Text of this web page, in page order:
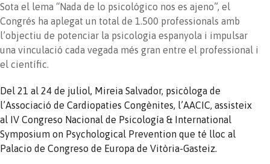
Sota el lema “Nada de lo psicológico nos es ajeno”, el
Congrés ha aplegat un total de 1.500 professionals amb
l’objectiu de potenciar la psicologia espanyola i impulsar
una vinculació cada vegada més gran entre el professional i
el científic.
Del 21 al 24 de juliol, Mireia Salvador, psicòloga de
l’Associació de Cardiopaties Congènites, l’AACIC, assisteix
al IV Congreso Nacional de Psicología & International
Symposium on Psychological Prevention que té lloc al
Palacio de Congreso de Europa de Vitòria-Gasteiz.